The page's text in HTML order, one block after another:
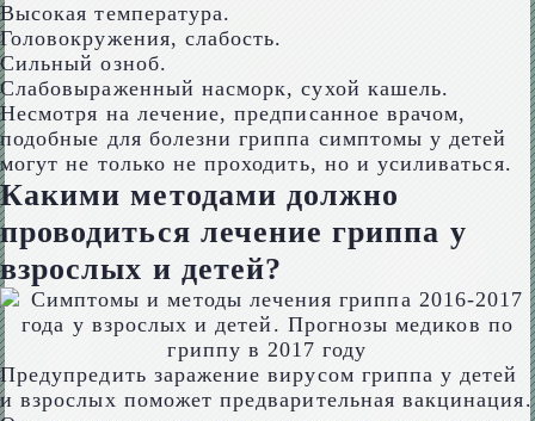
Высокая температура.
Головокружения, слабость.
Сильный озноб.
Слабовыраженный насморк, сухой кашель.
Несмотря на лечение, предписанное врачом,
подобные для болезни гриппа симптомы у детей
могут не только не проходить, но и усиливаться.
Какими методами должно
проводиться лечение гриппа у
взрослых и детей?
Предупредить заражение вирусом гриппа у детей
и взрослых поможет предварительная вакцинация.